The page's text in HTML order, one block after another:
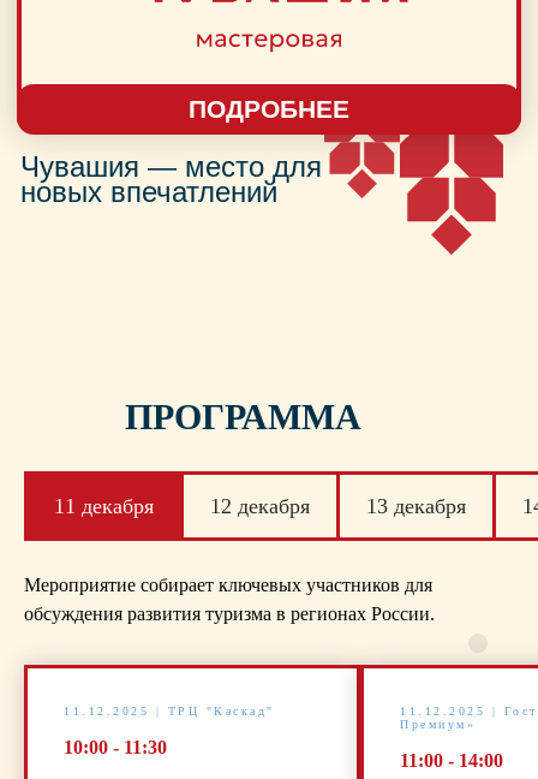
ПРОГРАММА
11 декабря 12 декабря 13 декабря
Мероприятие собирает ключевых участников для
обсуждения развития туризма в регионах России.
11.12.2025 | ТРЦ "Каскад"
10:00 - 11:30
11.12.2025 |
Премиум»
11:00 - 14:00